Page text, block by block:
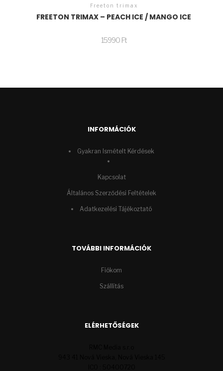
Freeton trimax
FREETON TRIMAX – PEACH ICE / MANGO ICE
15990 Ft
INFORMÁCIÓK
Gyakran Ismételt Kérdések
Kapcsolat
Általános Szerződési Feltételek
Adatkezelési Tájékoztató
TOVÁBBI INFORMÁCIÓK
Fiókom
Szállítás
ELÉRHETŐSÉGEK